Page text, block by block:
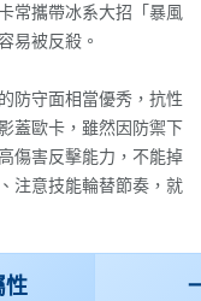
常攜帶冰系大招「暴風
易被反殺。
防守面相當優秀，抗性
蓋歐卡，雖然因防禦下
傷害反擊能力，不能掉
注意技能輪替節奏，就
性